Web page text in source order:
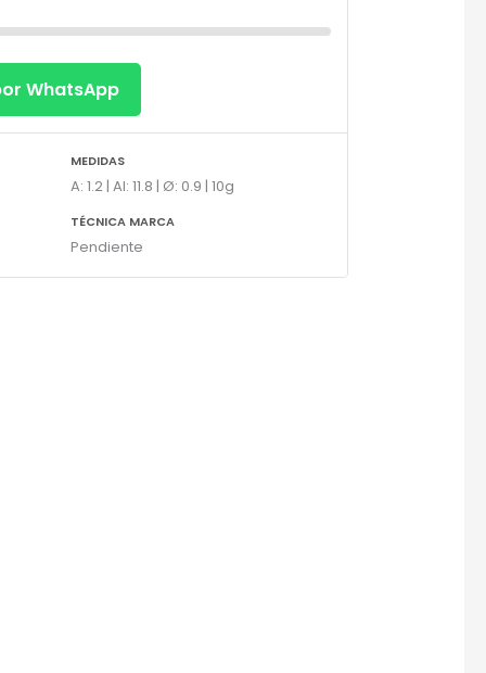
WhatsApp
MEDIDAS
A: 1.2 | Al: 11.8 | Ø: 0.9 | 10g
TÉCNICA MARCA
Pendiente